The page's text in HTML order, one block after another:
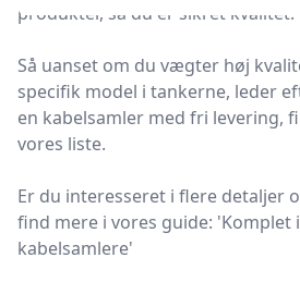
produkter, så du er sikret kvalitet.
Så uanset om du vægter høj
specifik model i tankerne, leder
en kabelsamler med fri levering,
vores liste.
Er du interesseret i flere detaljer
find mere i vores guide:
kabelsamlere'